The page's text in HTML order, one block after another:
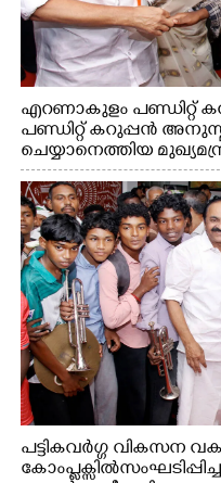
എറണാകുളം പണ്ഡിറ്റ്
പണ്ഡിറ്റ് കറുപ്പൻ
ചെയ്യാനെത്തിയ
അബ്ദുൽ ഗഫൂർ ഹൈബി
എന്നിവരുമായി
പട്ടികവർഗ്ഗ വികസന
കോംപ്ലക്സിൽ